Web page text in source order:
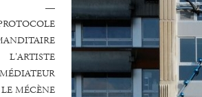
—
L'ARTISTE
MÉCÈNE